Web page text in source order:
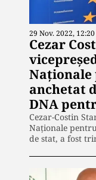
29 Nov. 2022, 12:20
Cezar
Naționale
anchetat
DNA
Cezar-Costin
Naționale
de stat, a fost